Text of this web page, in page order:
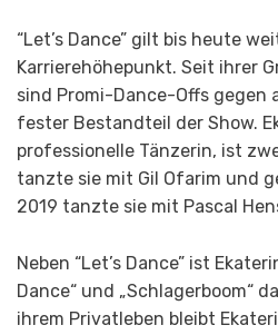
“Let’s Dance” gilt bis heute
Karrierehöhepunkt. Seit ihrer
sind Promi-Dance-Offs gegen
fester Bestandteil der Show.
professionelle Tänzerin, ist
tanzte sie mit Gil Ofarim und
2019 tanzte sie mit Pascal
Neben “Let’s Dance” ist
Dance“ und „Schlagerboom“
ihrem Privatleben bleibt